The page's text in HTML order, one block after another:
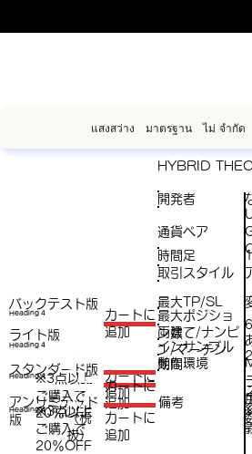
แสงสว่าง มาตรฐาน ไม่ จำกัด
バックテスト版
スタンダード版
アンリミテッド
版
HYBRID
開発者
最大ポジショ
ン数
Heading 4
​カートに
追加
税
抜
）
Heading 4
​カートに
追加
Heading 4※3点以上
ご購入で​
20％OFF
（税
抜）
​カートに
追加
Heading 4
（税
抜）
※3点以上
ご購入で​
20％OFF
​カートに
追加
ライト版
通貨ペア
取引スタイル
最大TP/SL
両建て/ナンピ
ン/マーチン
インサンプル
期間
動作環境
時間足
備考